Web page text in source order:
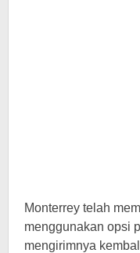
Monterrey telah
menggunakan opsi
mengirimnya